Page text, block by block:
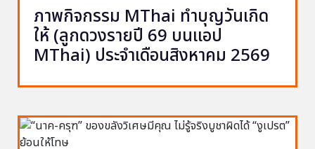
ภาพกิจกรรม MThai ทำบุญวันเกิด
ให้ (ลูกดวงรายปี 69 บนแอป
MThai) ประจำเดือนสิงหาคม 2569